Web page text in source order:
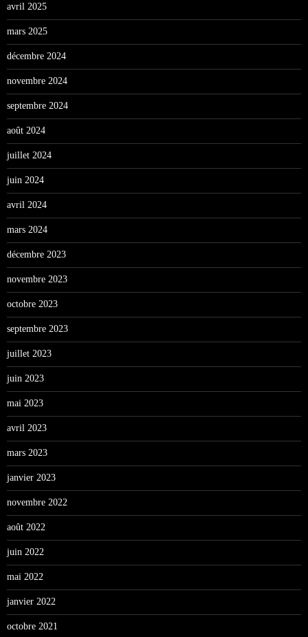
avril 2025
mars 2025
décembre 2024
novembre 2024
septembre 2024
août 2024
juillet 2024
juin 2024
avril 2024
mars 2024
décembre 2023
novembre 2023
octobre 2023
septembre 2023
juillet 2023
juin 2023
mai 2023
avril 2023
mars 2023
janvier 2023
novembre 2022
août 2022
juin 2022
mai 2022
janvier 2022
octobre 2021